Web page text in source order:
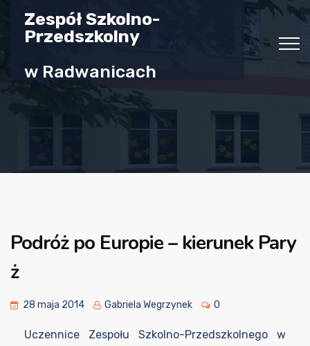
Zespół Szkolno-
Przedszkolny
w Radwanicach
Podróż po Europie – kierunek Pary
ż
28 maja 2014 Gabriela Wegrzynek 0
Uczennice Zespołu Szkolno-Przedszkolnego w